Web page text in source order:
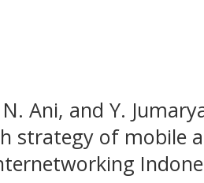
Ani, and Y.
strategy of mobile